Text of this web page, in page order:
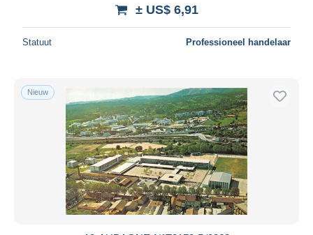
± US$ 6,91
Statuut Professioneel handelaar
Nieuw